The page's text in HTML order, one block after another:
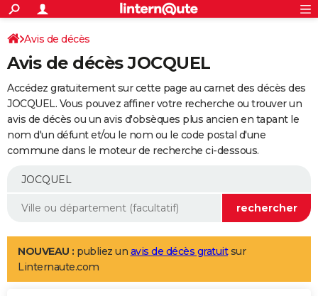
ACTUALITÉS
Politique
Société
Faits Divers
Education
Monde
Villes
+
SPORT
Coupe du monde 2026
Football
Tennis
Cyclisme
Rugby
Forum
Programme TV
TNT
Streaming
Cinéma
Sorties cinéma
Musique
+
FINANCE
Retraite
Epargne
Immobilier
Risques naturels par ville
Banque
Assurance
AUTO
Essais
Réserver un essai
Citadines
Berlines
SUV
Forum auto
+
Mobiles
Meilleur smartphone
Internet
Ordinateurs
Jeux vidéo
Guide high-tech
Aménagement intérieur
LIFESTYLE
Art de vivre
Bien-être
Loisirs
Mode
Modes de vie
Avis de décès
Avis de décès JOCQUEL
Accédez gratuitement sur cette page au carnet des décès des
JOCQUEL. Vous pouvez affiner votre recherche ou trouver un
avis de décès ou un avis d'obsèques plus ancien en tapant le
nom d'un défunt et/ou le nom ou le code postal d'une
commune dans le moteur de recherche ci-dessous.
NOUVEAU : publiez un avis de décès gratuitsur
Linternaute.com